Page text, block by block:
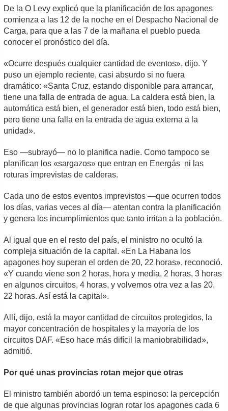
De la O Levy explicó que la planificación de los apagones
comienza a las 12 de la noche en el Despacho Nacional de
Carga, para que a las 7 de la mañana el pueblo pueda
conocer el pronóstico del día.
«Ocurre después cualquier cantidad de eventos», dijo. Y
puso un ejemplo reciente, casi absurdo si no fuera
dramático: «Santa Cruz, estando disponible para arrancar,
tiene una falla de entrada de agua. La caldera está bien, la
automática está bien, el generador está bien, todo está bien,
pero tiene una falla en la entrada de agua externa a la
unidad».
Eso —subrayó— no lo planifica nadie. Como tampoco se
planifican los «sargazos» que entran en Energás ni las
roturas imprevistas de calderas.
Cada uno de estos eventos imprevistos —que ocurren todos
los días, varias veces al día— atentan contra la planificación
y genera los incumplimientos que tanto irritan a la población.
Al igual que en el resto del país, el ministro no ocultó la
compleja situación de la capital. «En La Habana los
apagones hoy superan el orden de 20, 22 horas», reconoció.
«Y cuando viene son 2 horas, hora y media, 2 horas, 3 horas
en algunos circuitos, 4 horas, y volvemos otra vez a las 20,
22 horas. Así está la capital».
Allí, dijo, está la mayor cantidad de circuitos protegidos, la
mayor concentración de hospitales y la mayoría de los
circuitos DAF. «Eso hace más difícil la maniobrabilidad»,
admitió.
Por qué unas provincias rotan mejor que otras
El ministro también abordó un tema espinoso: la percepción
de que algunas provincias logran rotar los apagones cada 6